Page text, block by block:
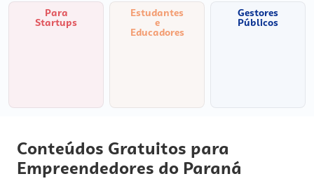
Para
Startups
Estudantes
e
Educadores
Gestores
Públicos
Conteúdos Gratuitos para
Empreendedores do Paraná